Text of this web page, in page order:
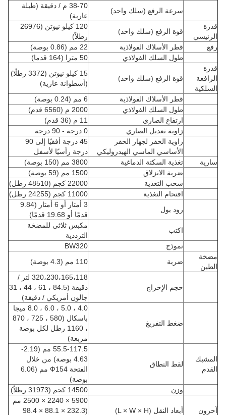
سرعة الرفع (سلك واحد)
38-70 م / دقيقة (طبلة
عارية)
قدرة
الرئيسي
قوة الرفع (سلك واحد)
120 كيلو نيوتن (26976
رطلاً)
رفع
قطر الأسلاك الفولاذية
22 مم (0.86 بوصة)
طول السلك الفولاذي
50 مترا (164 قدما)
قدرة
الرافعة
السلكية
قوة الرفع (سلك واحد)
15 كيلو نيوتن (3372 رطلًا)
(أسطوانة عارية)
قطر الأسلاك الفولاذية
6 مم (0.24 بوصة)
طول السلك الفولاذي
2000 م (6560 قدم)
ارتفاع الصاري
11 م (36 قدم)
زاوية تعديل الصاري
0 درجة - 90 درجة
زاوية الحفر لجهاز الحفر
الأساسي الماسي الهيدروليكي
45 درجة أفقيًا إلى 90
درجة رأسيًا لأسفل
سارية
تغذية السكتة الدماغية
3800 مم (150 بوصة)
ضربة الانزلاق
1500 مم (59 بوصة)
سحب التغذية
22000 كجم (48510 رطل)
اقتحام التغذية
11000 كجم (24255 رطل)
رود بول
3 أمتار أو 6 أمتار (9.84
قدمًا أو 19.68 قدمًا)
اكتب
مكبس ثلاثي للمضخة
الترددية
نموذج
BW320
مضخة
الطين
ضربة 110 مم (4.3 بوصة)
حجم الإخراج
320،230،165،118 لتر /
دقيقة (84.5 ، 61 ، 44 ، 31
جالون أمريكي / دقيقة)
ضغط التفريغ
4.0 ، 5.0 ، 6.0 ، 8.0 ميجا
باسكال (580 ، 725 ، 870
، 1160 رطل لكل بوصة
مربعة)
المشبك
القدم
لقط النطاق
55.5-117.5 مم (2.19-
4.63 بوصة) من خلال
الفتحة Ф154 مم (6.06
بوصة)
وزن
14500 كجم (31973 رطلاً)
آحرون أبعاد النقل (L × W × H)
5900 × 2240 × 2500 مم
(232.3 × 88.1 × 98.4